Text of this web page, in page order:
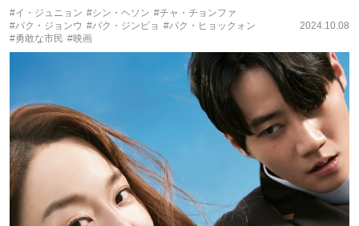
#イ・ジュニョン #シン・ヘソン #チャ・チョンファ
#パク・ジョンウ #パク・ジンピョ #パク・ヒョックォン
#勇敢な市民 #映画
2024.10.08